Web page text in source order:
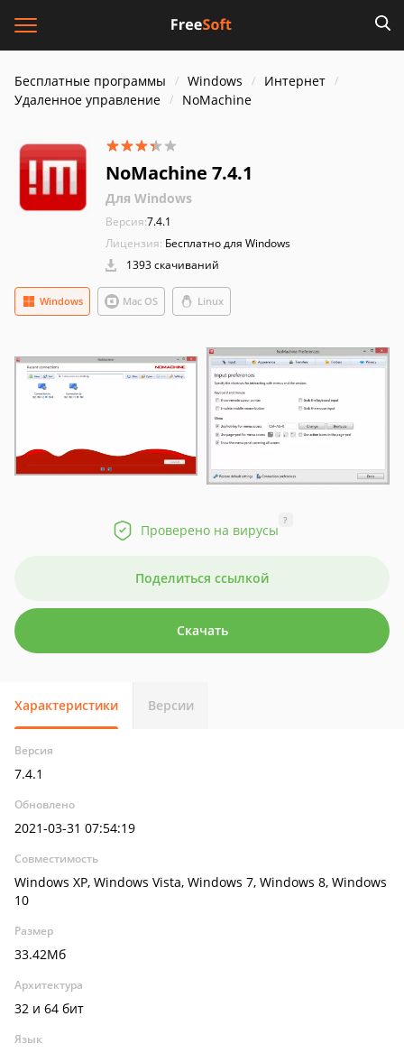
Бесплатные программы Windows
Интернет
Удаленное управление
NoMachine
NoMachine 7.4.1
Для Windows
Версия:7.4.1
Лицензия: Бесплатно для Windows
1393 скачиваний
Windows Mac OS Linux
Проверено на вирусы
?
Поделиться ссылкой
Скачать
Характеристики Версии
Версия
7.4.1
Обновлено
2021-03-31 07:54:19
Совместимость
Windows XP, Windows Vista, Windows 7, Windows 8, Windows
10
Размер
33.42Мб
Архитектура
32 и 64 бит
Язык